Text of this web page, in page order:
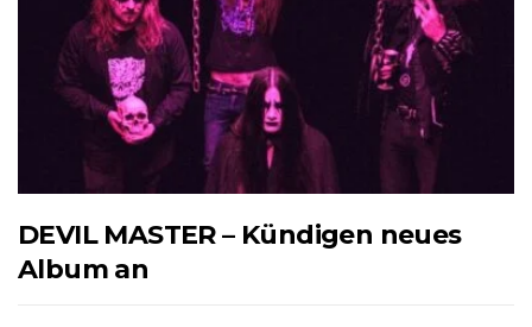
DEVIL MASTER – Kündigen neues
Album an